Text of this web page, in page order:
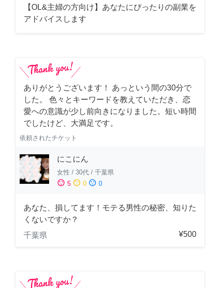
【OL&主婦の方向け】あなたにぴったりの副業を
アドバイスします
ありがとうございます！ あっという間の30分で
した。 色々とキーワードを教えていただき、恋
愛への意識が少し前向きになりました。短い時間
でしたけど、大満足です。
依頼されたチケット
にこにん
女性 / 30代 / 千葉県
sentiment_satisfied 5 sentiment_neutral 0 sentiment_dissatisfied 0
あなた、損してます！モテる男性の秘密、知りた
くないですか？
千葉県
¥500